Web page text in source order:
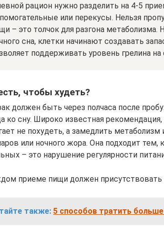
рацион нужно разделить на 4-5
или перекусы. Нельзя
– это толчок для разгона метаболизма.
сна, клетки начинают создавать
поддерживать уровень грелина
чтобы худеть?
должен быть через полчаса после
ко сну. Широко известная
не похудеть, а замедлить
или ночного жора. Она подходит тем,
– это нарушение регулярности
приеме пищи должен
также: 5 способов тратить